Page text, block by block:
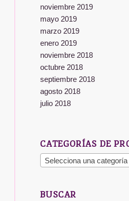
noviembre 2019
mayo 2019
marzo 2019
enero 2019
noviembre 2018
octubre 2018
septiembre 2018
agosto 2018
julio 2018
CATEGORÍAS DE
Selecciona una categoría
BUSCAR